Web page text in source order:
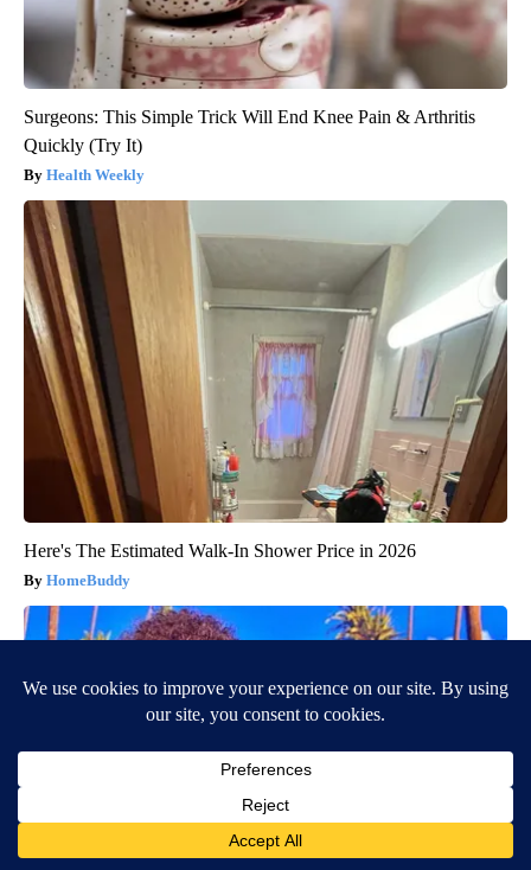
Surgeons: This Simple Trick Will End Knee Pain & Arthritis
Quickly (Try It)
Health Weekly
Here's The Estimated Walk-In Shower Price in 2026
HomeBuddy